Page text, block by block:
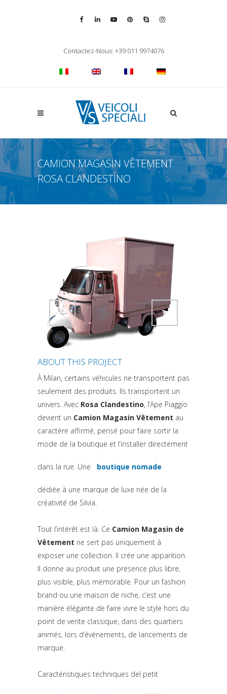
Contactez-Nous: +39 011 9974076
Apri la ricerca
CAMION MAGASIN VÊTEMENT
ROSA CLANDESTINO
Attiva comando
ABOUT THIS PROJECT
À Milan, certains véhicules ne transportent pas
seulement des produits. Ils transportent un
univers. Avec Rosa Clandestino, l’Ape Piaggio
devient un Camion Magasin Vêtement au
caractère affirmé, pensé pour faire sortir la
mode de la boutique et l’installer directement
dans la rue. Une boutique nomade
(si apre in una nuova
dédiée à une marque de luxe née de la
créativité de Silvia.
Tout l’intérêt est là. Ce Camion Magasin de
Vêtement ne sert pas uniquement à
exposer une collection. Il crée une apparition.
Il donne au produit une présence plus libre,
plus visible, plus mémorable. Pour un fashion
brand ou une maison de niche, c’est une
manière élégante de faire vivre le style hors du
point de vente classique, dans des quartiers
animés, lors d’événements, de lancements de
marque.
Caractéristiques techniques del petit